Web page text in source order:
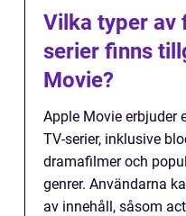
Vilka typer av
serier finns
Movie?
Apple Movie erbjuder
TV-serier, inklusive
dramafilmer och
genrer. Användarna
av innehåll, såsom